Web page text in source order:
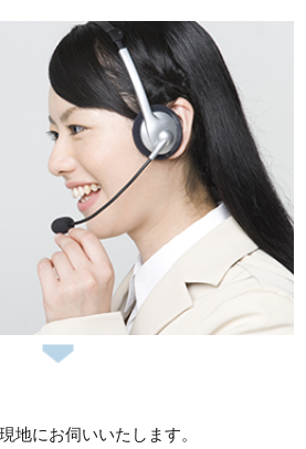
区千種で洗濯機排水詰まりでお伺
有松町へトイレ水漏れでお伺いし
区へ台所蛇口水漏れ修理に向かい
山田でトイレ水漏れでお伺いしま
地にお伺いいたします。